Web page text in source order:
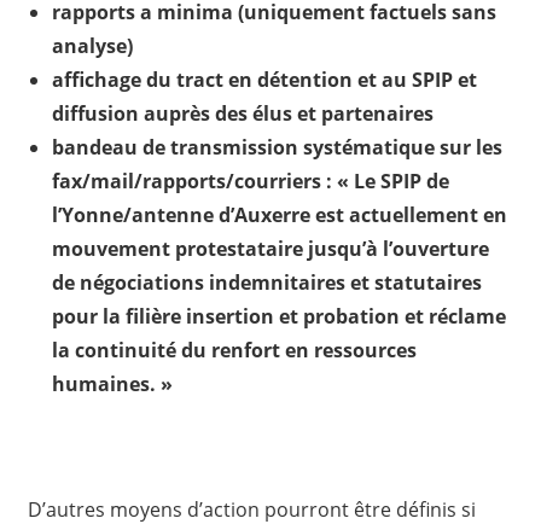
rapports a minima (uniquement factuels sans
analyse)
affichage du tract en détention et au SPIP et
diffusion auprès des élus et partenaires
bandeau de transmission systématique sur les
fax/mail/rapports/courriers : « Le SPIP de
l’Yonne/antenne d’Auxerre est actuellement en
mouvement protestataire jusqu’à l’ouverture
de négociations indemnitaires et statutaires
pour la filière insertion et probation et réclame
la continuité du renfort en ressources
humaines. »
D’autres moyens d’action pourront être définis si